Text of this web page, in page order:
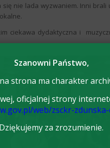
nie lada wyzwaniem. Inni brali
ciekawa dydaktyczna i
Szanowni Państwo,
strona ma charakter
oficjalnej strony
web/zsckr-
Dziękujemy za zrozumienie.